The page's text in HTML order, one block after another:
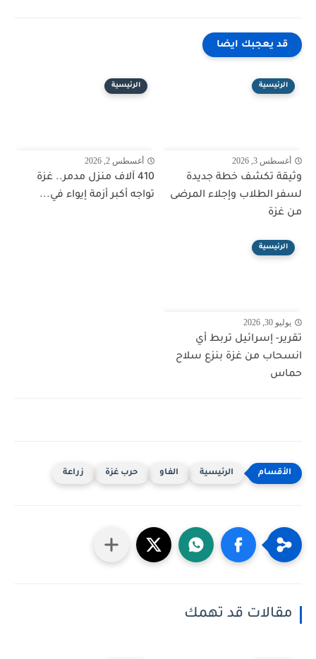
قد يعجبك ايضا
الرئيسية
أغسطس 3, 2026
وثيقة تكشف خطة جديدة
لسفر الطلاب وإجلاء المرضى
من غزة
الرئيسية
أغسطس 2, 2026
410 آلاف منزل مدمر.. غزة
تواجه أكبر أزمة إيواء في...
الرئيسية
يوليو 30, 2026
تقرير- إسرائيل تربط أي
انسحاب من غزة بنزع سلاح
حماس
الرئيسية الفاو حرب غزة زراعة
مقالات قد تهمك